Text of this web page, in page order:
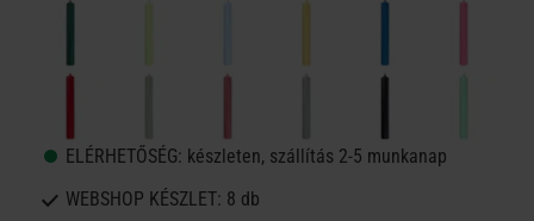
ELÉRHETŐSÉG: készleten, szállítás 2-5 munkanap
WEBSHOP KÉSZLET: 8 db